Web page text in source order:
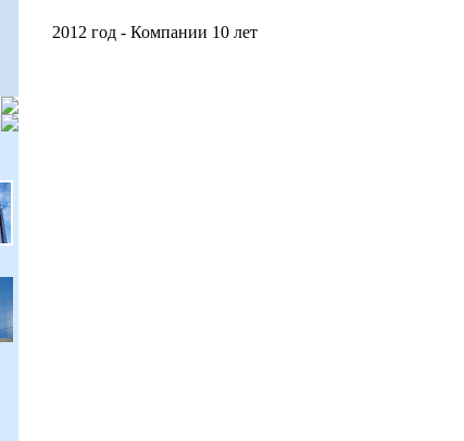
2012 год - Компании 10 лет